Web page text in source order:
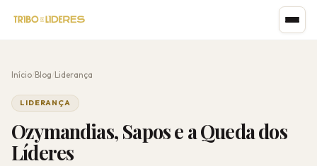
Início /Blog /Liderança
LIDERANÇA
Ozymandias, Sapos e a Queda dos
Líderes